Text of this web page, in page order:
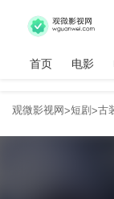
首页 电影
观微影视网>短剧 >古